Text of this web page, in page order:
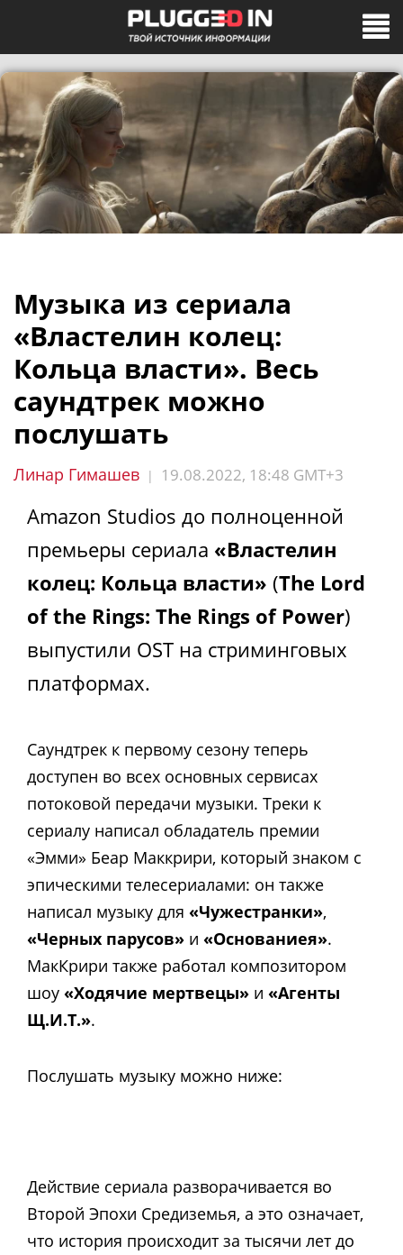
Музыка из сериала
«Властелин колец:
Кольца власти». Весь
саундтрек можно
послушать
Линар Гимашев | 19.08.2022, 18:48 GMT+3
Amazon Studios до полноценной
премьеры сериала «Властелин
колец: Кольца власти» (The Lord
of the Rings: The Rings of Power)
выпустили OST на стриминговых
платформах.
Саундтрек к первому сезону теперь
доступен во всех основных сервисах
потоковой передачи музыки. Треки к
сериалу написал обладатель премии
«Эмми» Беар Маккрири, который знаком с
эпическими телесериалами: он также
написал музыку для «Чужестранки»,
«Черных парусов» и «Основаниея».
МакКрири также работал композитором
шоу «Ходячие мертвецы» и «Агенты
Щ.И.Т.».
Послушать музыку можно ниже:
Действие сериала разворачивается во
Второй Эпохи Средиземья, а это означает,
что история происходит за тысячи лет до